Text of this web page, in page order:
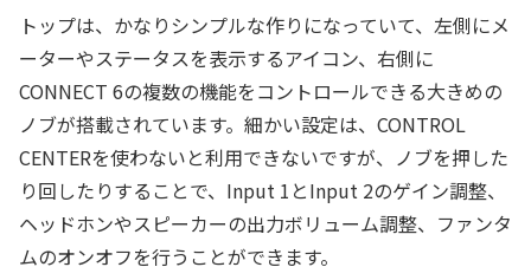
トップは、かなりシンプルな作りになっていて、左側にメ
ーターやステータスを表示するアイコン、右側に
CONNECT 6の複数の機能をコントロールできる大きめの
ノブが搭載されています。細かい設定は、CONTROL
CENTERを使わないと利用できないですが、ノブを押した
り回したりすることで、Input 1とInput 2のゲイン調整、
ヘッドホンやスピーカーの出力ボリューム調整、ファンタ
ムのオンオフを行うことができます。